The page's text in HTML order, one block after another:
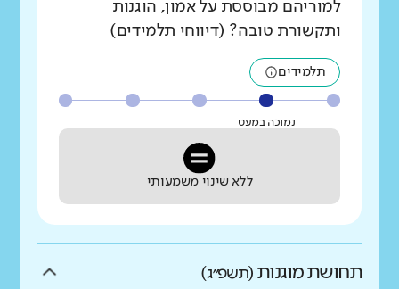
למוריהם מבוססת על אמון, הוגנות
ותקשורת טובה? (דיווחי תלמידים)
תלמידים
נמוכה במעט
ללא שינוי משמעותי
תחושת מוגנות (תשפ״ג)